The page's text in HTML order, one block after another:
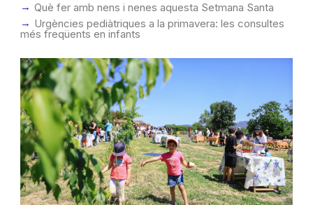
Què fer amb nens i nenes aquesta Setmana Santa
Urgències pediàtriques a la primavera: les consultes
més freqüents en infants